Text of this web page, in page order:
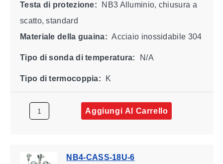
Testa di protezione:
NB3 Alluminio, chiusura a
scatto, standard
Materiale della guaina: Acciaio inossidabile 304
Tipo di sonda di temperatura: N/A
Tipo di termocoppia: K
Aggiungi Al Carrello
NB4-CASS-18U-6